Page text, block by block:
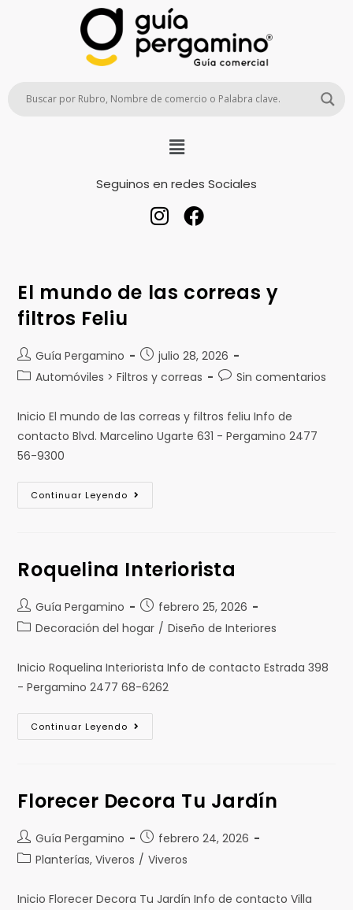
Seguinos en redes Sociales
El mundo de las correas y
filtros Feliu
Guía Pergamino
julio 28, 2026
Automóviles > Filtros y correas
Sin comentarios
Inicio El mundo de las correas y filtros feliu Info de
contacto Blvd. Marcelino Ugarte 631 - Pergamino 2477
56-9300
Continuar Leyendo
Roquelina Interiorista
Guía Pergamino
febrero 25, 2026
Decoración del hogar / Diseño de Interiores
Inicio Roquelina Interiorista Info de contacto Estrada 398
- Pergamino 2477 68-6262
Continuar Leyendo
Florecer Decora Tu Jardín
Guía Pergamino
febrero 24, 2026
Planterías, Viveros / Viveros
Inicio Florecer Decora Tu Jardín Info de contacto Villa